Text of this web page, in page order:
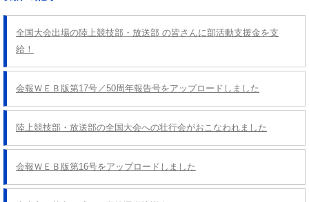
全国大会出場の陸上競技部・放送部 の皆さんに部活動支援金を支
給！
会報ＷＥＢ版第17号／50周年報告号をアップロードしました
陸上競技部・放送部の全国大会への壮行会がおこなわれました
会報ＷＥＢ版第16号をアップロードしました